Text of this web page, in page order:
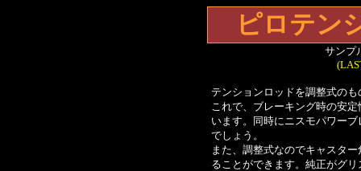
ピロテン
サンプ
テンションロッドを調整式の
これで、ブレーキング時の安
います。同時にニスモパワー
でしょう。
また、調整式なのでキャスタ
ることができます。純正がグ